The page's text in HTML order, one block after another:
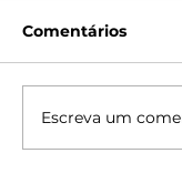
Pendente
Comentários
Escreva um